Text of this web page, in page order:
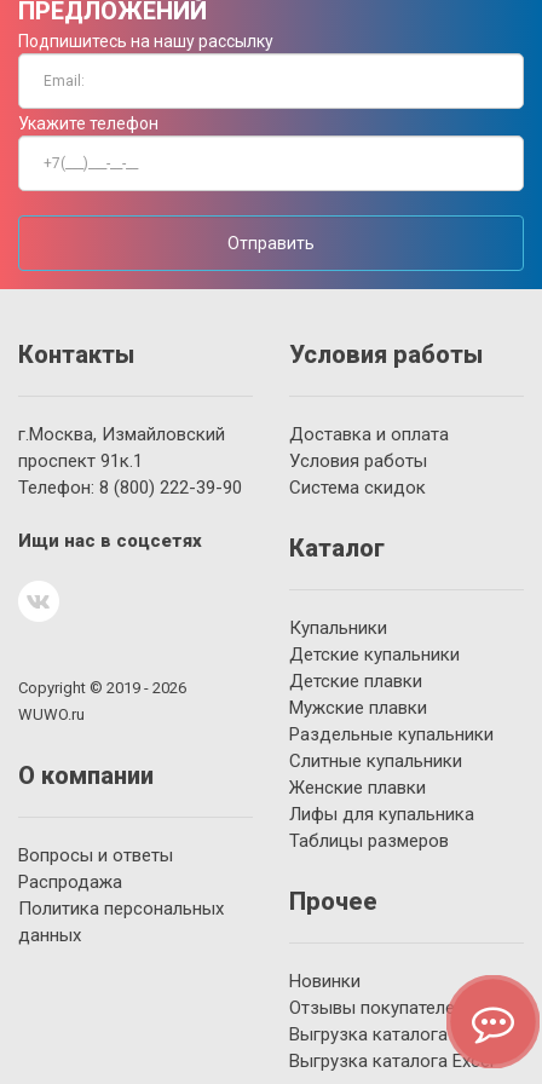
ПРЕДЛОЖЕНИЙ
Подпишитесь на нашу рассылку
Укажите телефон
Отправить
Контакты
г.Москва, Измайловский
проспект 91к.1
Телефон: 8 (800) 222-39-90
Ищи нас в соцсетях
Copyright © 2019 - 2026
WUWO.ru
О компании
Вопросы и ответы
Распродажа
Политика персональных
данных
Условия работы
Доставка и оплата
Условия работы
Система скидок
Каталог
Купальники
Детские купальники
Детские плавки
Мужские плавки
Раздельные купальники
Слитные купальники
Женские плавки
Лифы для купальника
Таблицы размеров
Прочее
Новинки
Отзывы покупателей
Выгрузка каталога YML
Выгрузка каталога Excel